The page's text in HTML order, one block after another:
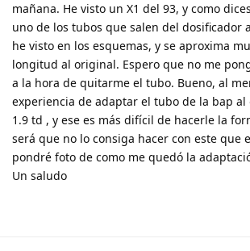
mañana. He visto un X1 del 93, y como
uno de los tubos que salen del dosificador
he visto en los esquemas, y se aproxima
longitud al original. Espero que no me
a la hora de quitarme el tubo. Bueno, al
experiencia de adaptar el tubo de la bap
1.9 td , y ese es más difícil de hacerle la
será que no lo consiga hacer con este que
pondré foto de como me quedó la
Un saludo